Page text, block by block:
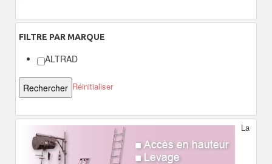
FILTRE PAR MARQUE
ALTRAD
Réinitialiser
La